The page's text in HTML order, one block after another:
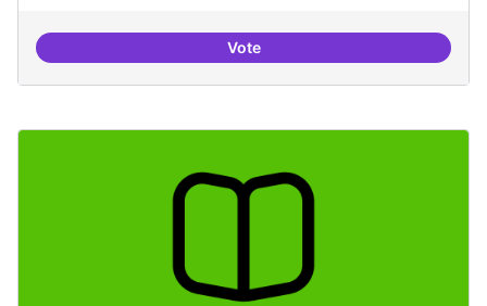
VoteErasmus Canòdrom